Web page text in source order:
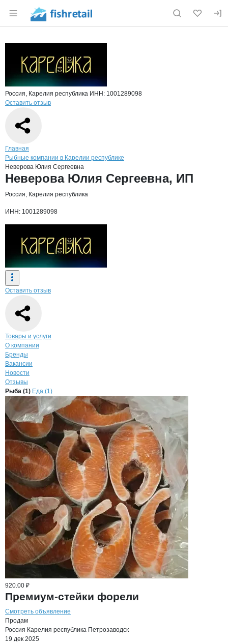
Раздел навигации по сайту fishretail.ru
Россия, Карелия республика ИНН: 1001289098
Оставить отзыв
Навигация по сайту
Главная
Рыбные компании в Карелии республике
Неверова Юлия Сергеевна
Основная информация о компании
Неверова Юлия Сергеевна, ИП
Россия, Карелия республика
ИНН: 1001289098
Оставить отзыв
Навигация по странице
Товары и услуги
О компании
Бренды
Вакансии
Новости
Отзывы
ПродукцияНеверова Юлия
Навигация по продуктам
Рыба (1) Еда (1)
920.00 ₽
Премиум-стейки форели
Смотреть объявление
Продам
Россия Карелия республика Петрозаводск
19 дек 2025